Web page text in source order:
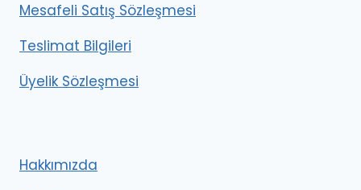
Mesafeli Satış Sözleşmesi
Teslimat Bilgileri
Üyelik Sözleşmesi
Hakkımızda